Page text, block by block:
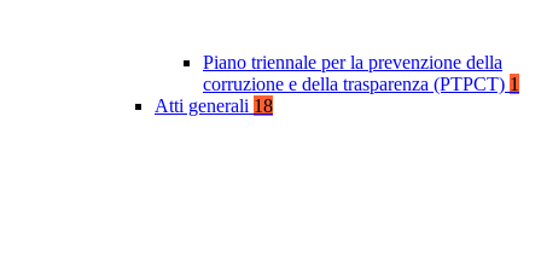
Piano triennale per la prevenzione della
corruzione e della trasparenza (PTPCT) 1
Atti generali 18